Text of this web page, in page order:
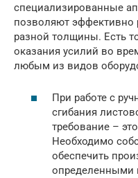
специализированные
позволяют эффективно
разной толщины. Есть
оказания усилий во
любым из видов
При работе с
сгибания
требование –
Необходимо
обеспечить
определенными